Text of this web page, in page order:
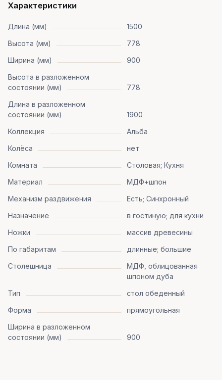
Характеристики
Длина (мм)
1500
Высота (мм)
778
Ширина (мм)
900
Высота в разложенном
состоянии (мм)
778
Длина в разложенном
состоянии (мм)
1900
Коллекция
Альба
Колёса
нет
Комната
Столовая; Кухня
Материал
МДФ+шпон
Механизм раздвижения
Есть; Синхронный
Назначение
в гостиную; для кухни
Ножки
массив древесины
По габаритам
длинные; большие
Столешница
МДФ, облицованная
шпоном дуба
Тип
стол обеденный
Форма
прямоугольная
Ширина в разложенном
состоянии (мм)
900